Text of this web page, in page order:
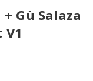
Gù Salaza